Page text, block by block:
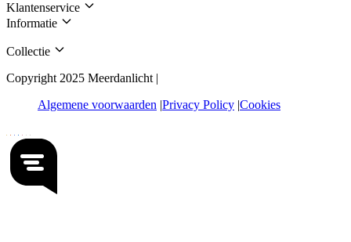
Klantenservice
Informatie
Collectie
Copyright 2025 Meerdanlicht |
Algemene voorwaarden Privacy Policy Cookies